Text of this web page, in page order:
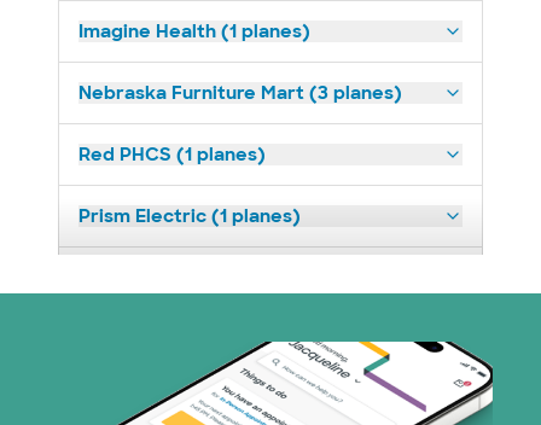
Imagine Health (1 planes)
Nebraska Furniture Mart (3 planes)
Red PHCS (1 planes)
Prism Electric (1 planes)
United HealthCare (23 planes)
WellMed (11 planes)